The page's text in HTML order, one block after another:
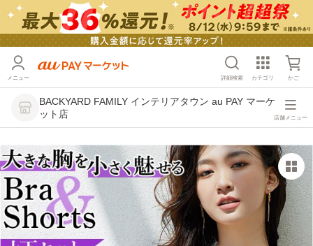
メニュー 詳細検索 カテゴリ かご
BACKYARD FAMILY インテリアタウン au PAY マーケ
ット店
店舗メニュー